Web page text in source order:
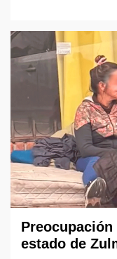
estado de